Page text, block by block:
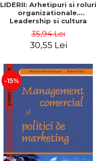
LIDERII: Arhetipuri si roluri
organizationale.
Leadership si cultura
Dumitrascu
35,94 Lei
30,55 Lei
-15%